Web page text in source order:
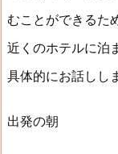
むことができるた
近くのホテルに泊
具体的にお話しし
出発の朝